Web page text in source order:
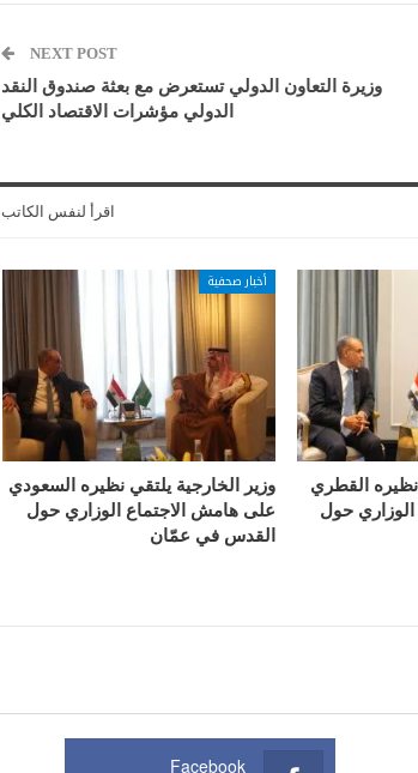
NEXT POST
وزيرة التعاون الدولي تستعرض مع بعثة صندوق النقد
الدولي مؤشرات الاقتصاد الكلي
اقرأ لنفس الكاتب
نظيره القطري
حول
أخبار صحفية
وزير الخارجية يلتقي نظيره السعودي
على هامش الاجتماع الوزاري حول
القدس في عمّان
Facebook